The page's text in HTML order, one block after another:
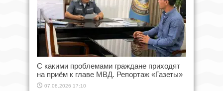
С какими проблемами граждане приходят
на приём к главе МВД. Репортаж «Газеты»
07.08.2026 17:10